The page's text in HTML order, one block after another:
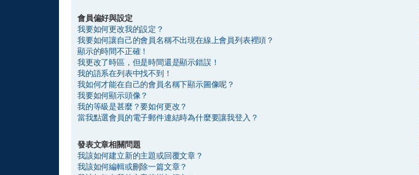
會員偏好與設定
我要如何更改我的設定？
我要如何讓自己的會員名稱不出現在線上會員列表裡頭？
顯示的時間不正確！
我更改了時區，但是時間還是顯示錯誤！
我的語系在列表中找不到！
我如何才能在自己的會員名稱下顯示圖像呢？
我要如何顯示頭像？
我的等級是甚麼？要如何更改？
當我點選會員的電子郵件連結時為什麼要讓我登入？
發表文章相關問題
我該如何建立新的主題或回覆文章？
我該如何編輯或刪除一篇文章？